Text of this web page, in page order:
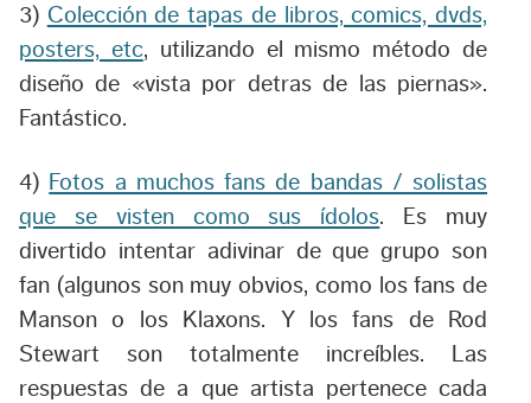
3) Colección de tapas de libros, comics, dvds,
posters, etc, utilizando el mismo método de
diseño de «vista por detras de las piernas».
Fantástico.
4) Fotos a muchos fans de bandas / solistas
que se visten como sus ídolos. Es muy
divertido intentar adivinar de que grupo son
fan (algunos son muy obvios, como los fans de
Manson o los Klaxons. Y los fans de Rod
Stewart son totalmente increíbles. Las
respuestas de a que artista pertenece cada